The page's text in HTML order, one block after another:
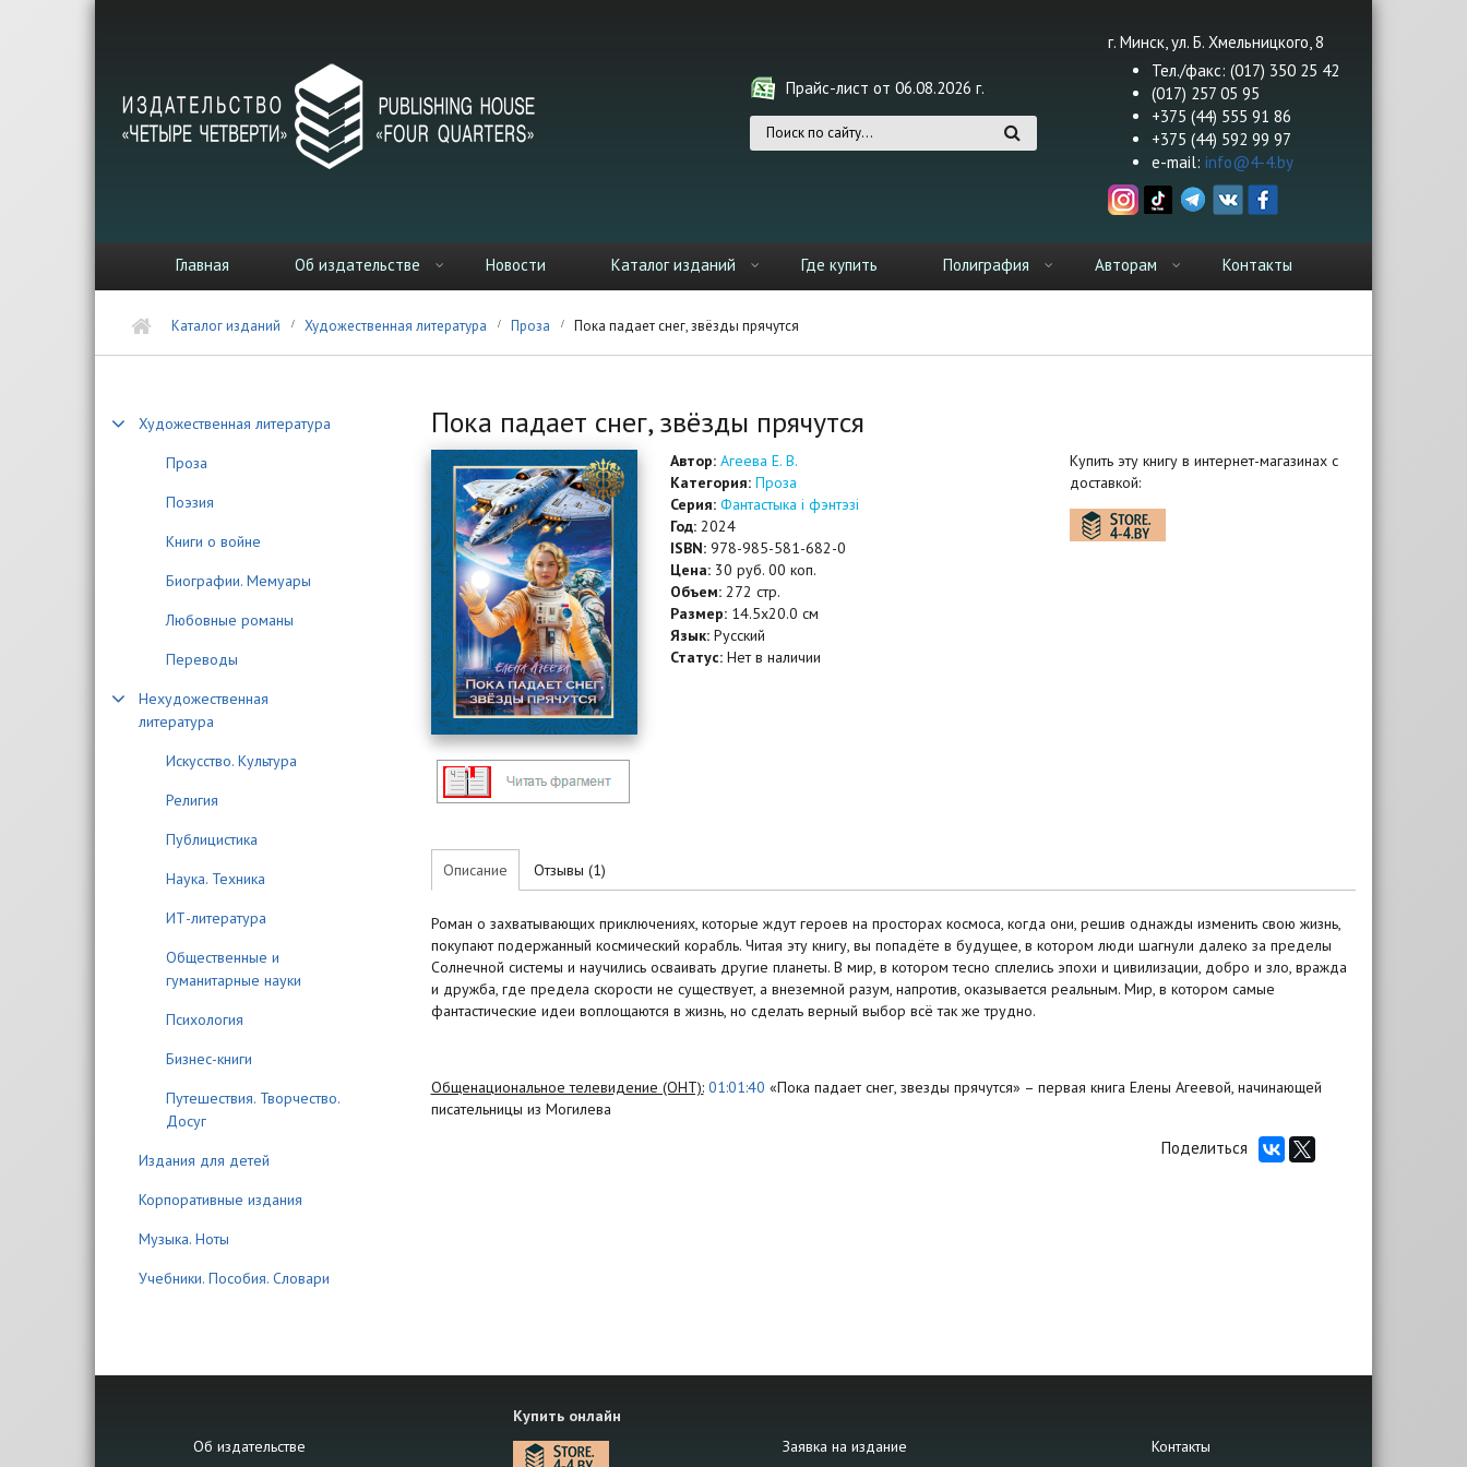
Прайс-лист от 06.08.2026 г.
Форма поиска
г. Минск, ул. Б. Хмельницкого, 8
Тел./факс: (017) 350 25 42
(017) 257 05 95
+375 (44) 555 91 86
+375 (44) 592 99 97
e-mail: info@4-4.by
Главная Об издательстве Новости Каталог изданий Где купить Полиграфия Авторам Контакты
Каталог изданий Художественная литература Проза Пока падает снег, звёзды прячутся
Художественная литература
Проза
Поэзия
Книги о войне
Биографии. Мемуары
Любовные романы
Переводы
Нехудожественная
литература
Искусство. Культура
Религия
Публицистика
Наука. Техника
ИТ-литература
Общественные и
гуманитарные науки
Психология
Бизнес-книги
Путешествия. Творчество.
Досуг
Издания для детей
Корпоративные издания
Музыка. Ноты
Учебники. Пособия. Словари
Пока падает снег, звёзды прячутся
Автор: Агеева Е. В.
Категория: Проза
Серия: Фантастыка і фэнтэзі
Год: 2024
ISBN: 978-985-581-682-0
Цена: 30 руб. 00 коп.
Объем: 272 стр.
Размер: 14.5x20.0 см
Язык: Русский
Статус: Нет в наличии
Купить эту книгу в интернет-магазинах с
доставкой:
Описание Отзывы (1)
Роман о захватывающих приключениях, которые ждут героев на просторах космоса, когда они, решив однажды изменить свою жизнь,
покупают подержанный космический корабль. Читая эту книгу, вы попадёте в будущее, в котором люди шагнули далеко за пределы
Солнечной системы и научились осваивать другие планеты. В мир, в котором тесно сплелись эпохи и цивилизации, добро и зло, вражда
и дружба, где предела скорости не существует, а внеземной разум, напротив, оказывается реальным. Мир, в котором самые
фантастические идеи воплощаются в жизнь, но сделать верный выбор всё так же трудно.
Общенациональное телевидение (ОНТ): 01:01:40 «Пока падает снег, звезды прячутся» – первая книга Елены Агеевой, начинающей
писательницы из Могилева
Поделиться
Об издательстве
Купить онлайн
Заявка на издание
Контакты